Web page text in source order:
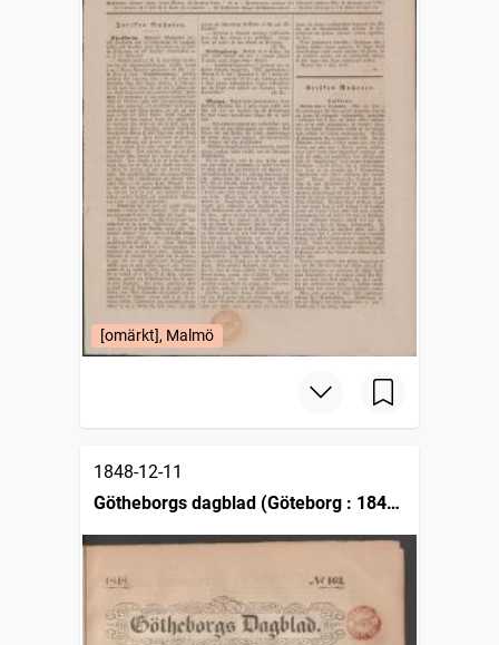
[omärkt], Malmö
1848-12-11
Götheborgs dagblad (Göteborg : 1848